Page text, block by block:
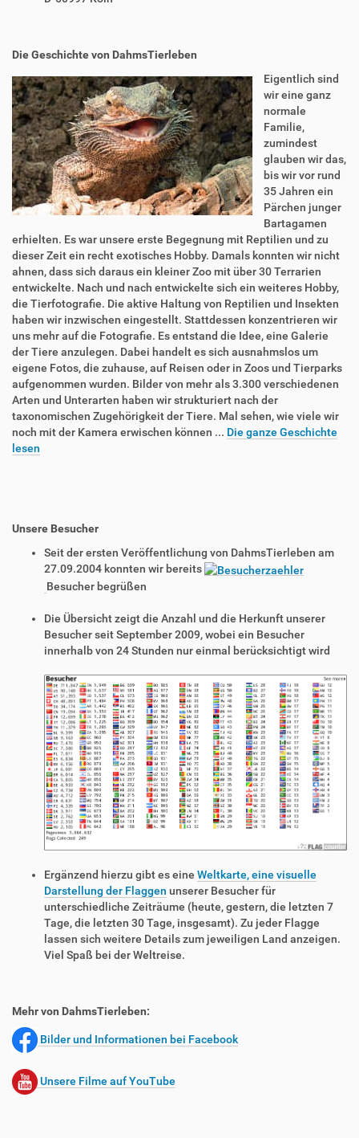
Die Geschichte von DahmsTierleben
Eigentlich sind
wir eine ganz
normale
Familie,
zumindest
glauben wir das,
bis wir vor rund
35 Jahren ein
Pärchen junger
Bartagamen
erhielten. Es war unsere erste Begegnung mit Reptilien und zu
dieser Zeit ein recht exotisches Hobby. Damals konnten wir nicht
ahnen, dass sich daraus ein kleiner Zoo mit über 30 Terrarien
entwickelte. Nach und nach entwickelte sich ein weiteres Hobby,
die Tierfotografie. Die aktive Haltung von Reptilien und Insekten
haben wir inzwischen eingestellt. Stattdessen konzentrieren wir
uns mehr auf die Fotografie. Es entstand die Idee, eine Galerie
der Tiere anzulegen. Dabei handelt es sich ausnahmslos um
eigene Fotos, die zuhause, auf Reisen oder in Zoos und Tierparks
aufgenommen wurden. Bilder von mehr als 3.300 verschiedenen
Arten und Unterarten haben wir strukturiert nach der
taxonomischen Zugehörigkeit der Tiere. Mal sehen, wie viele wir
noch mit der Kamera erwischen können ... Die ganze Geschichte
lesen
Unsere Besucher
Seit der ersten Veröffentlichung von DahmsTierleben am
27.09.2004 konnten wir bereits
Besucher begrüßen
Die Übersicht zeigt die Anzahl und die Herkunft unserer
Besucher seit September 2009, wobei ein Besucher
innerhalb von 24 Stunden nur einmal berücksichtigt wird
Ergänzend hierzu gibt es eine Weltkarte, eine visuelle
Darstellung der Flaggen unserer Besucher für
unterschiedliche Zeiträume (heute, gestern, die letzten 7
Tage, die letzten 30 Tage, insgesamt). Zu jeder Flagge
lassen sich weitere Details zum jeweiligen Land anzeigen.
Viel Spaß bei der Weltreise.
Mehr von DahmsTierleben:
Bilder und Informationen bei Facebook
Unsere Filme auf YouTube